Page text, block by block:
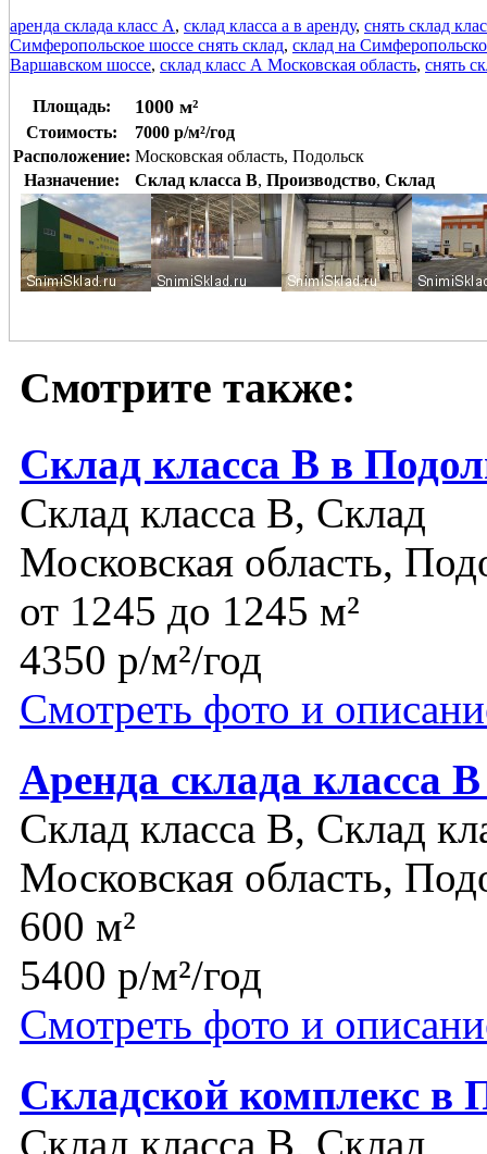
аренда склада класс А, склад класса а в аренду, снять склад
Симферопольское шоссе снять склад, склад на
Варшавском шоссе, склад класс А Московская область, снять
Площадь: 1000 м²
Стоимость:
7000 р/м²/год
Расположение: Московская область, Подольск
Назначение:
Склад класса B, Производство, Склад
Смотрите также:
Склад класса В в
Склад класса B, Склад
Московская область,
от 1245 до 1245 м²
4350 р/м²/год
Смотреть фото и
Аренда склада класса
Склад класса B, Склад
Московская область,
600 м²
5400 р/м²/год
Смотреть фото и
Складской комплекс в
Склад класса B, Склад